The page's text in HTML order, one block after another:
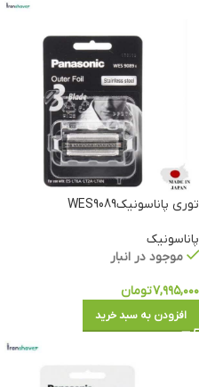
توری پاناسونیکWES9089
پاناسونیک
موجود در انبار
۷,۹۹۵,۰۰۰تومان
افزودن به سبد خرید